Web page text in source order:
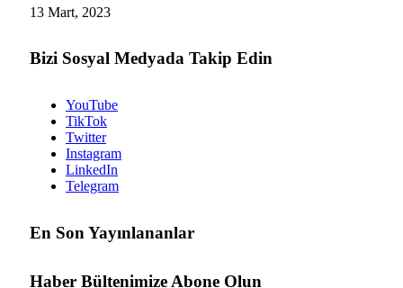
13 Mart, 2023
Bizi Sosyal Medyada Takip Edin
YouTube
TikTok
Twitter
Instagram
LinkedIn
Telegram
En Son Yayınlananlar
Haber Bültenimize Abone Olun